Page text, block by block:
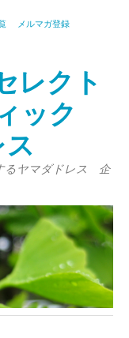
メルマガ登録
レクト
ック
るヤマダドレス 企